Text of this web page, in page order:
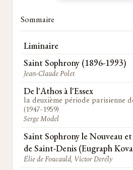
Sommaire
Liminaire
Saint Sophrony (1896-1993)
Jean-Claude Polet
De l'Athos à l'Essex
la deuxième période parisienne
(1947-1959)
Serge Model
Saint Sophrony le Nouveau
de Saint-Denis (Eugraph
Élie de Foucauld, Victor Derély